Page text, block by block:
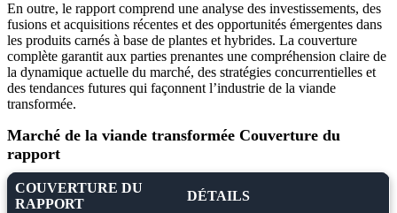
En outre, le rapport comprend une analyse des investissements, des
fusions et acquisitions récentes et des opportunités émergentes dans
les produits carnés à base de plantes et hybrides. La couverture
complète garantit aux parties prenantes une compréhension claire de
la dynamique actuelle du marché, des stratégies concurrentielles et
des tendances futures qui façonnent l’industrie de la viande
transformée.
Marché de la viande transformée Couverture du
rapport
COUVERTURE DU
RAPPORT
DÉTAILS